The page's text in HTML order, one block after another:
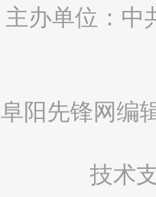
主办单位：中
阜阳先锋网编
技术